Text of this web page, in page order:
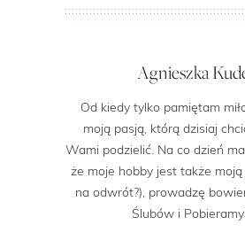
Agnieszka
Od kiedy tylko pamiętam
moją pasją, którą dzisiaj
Wami podzielić. Na co dzień
że moje hobby jest także
na odwrót?), prowadzę
Ślubów i